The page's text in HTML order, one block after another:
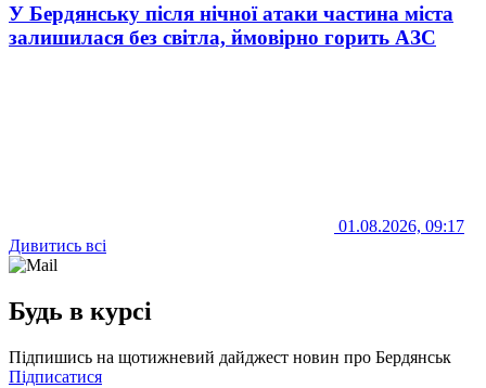
У Бердянську після нічної атаки частина міста
залишилася без світла, ймовірно горить АЗС
01.08.2026, 09:17
Дивитись всі
Будь в курсі
Підпишись на щотижневий дайджест новин про Бердянськ
Підписатися